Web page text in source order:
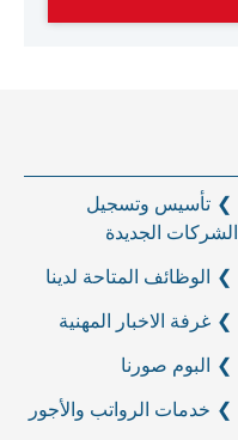
تأسيس وتسجيل
الشركات الجديدة
الوظائف المتاحة لدينا
غرفة الاخبار المهنية
البوم صورنا
خدمات الرواتب والأجور